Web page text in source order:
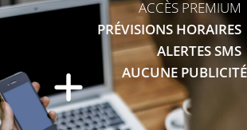
ACCÈS PREMIUM
PRÉVISIONS HORAIRES
ALERTES SMS
AUCUNE PUBLICITÉ